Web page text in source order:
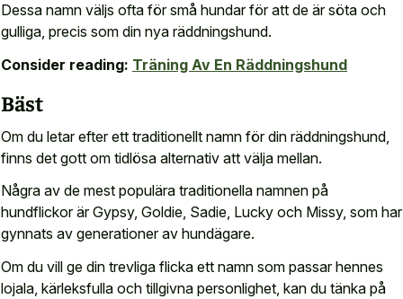
Dessa namn väljs ofta för små hundar för att de är söta och
gulliga, precis som din nya räddningshund.
Consider reading: Träning Av En Räddningshund
Bäst
Om du letar efter ett traditionellt namn för din räddningshund,
finns det gott om tidlösa alternativ att välja mellan.
Några av de mest populära traditionella namnen på
hundflickor är Gypsy, Goldie, Sadie, Lucky och Missy, som har
gynnats av generationer av hundägare.
Om du vill ge din trevliga flicka ett namn som passar hennes
lojala, kärleksfulla och tillgivna personlighet, kan du tänka på